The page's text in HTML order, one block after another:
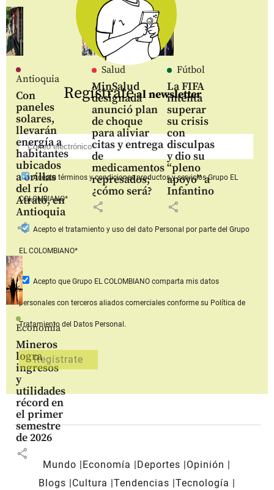
Antioquia
Con
paneles
solares,
llevarán
energía a
habitantes
ubicados
a orillas
del río
Atrato, en
Antioquia
share
Salud
MinSalud
designada
anunció plan
de choque
para aliviar
citas y entrega
de
medicamentos
represados;
¿cómo será?
share
Fútbol
La FIFA
intenta
superar
su crisis
con
disculpas
y dio su
“pleno
apoyo” a
Infantino
share
Economía
Mineros
logra
ingresos
y
utilidades
récord en
el primer
semestre
de 2026
share
Regístrateal newsletter
Aceptotérminos y condiciones productos y serviciosGrupo EL
COLOMBIANO*
Acepto el tratamiento y uso del dato Personal por parte del Grupo
EL COLOMBIANO*
Acepto que Grupo EL COLOMBIANOcomparta mis datos
personales con terceros aliados comerciales conforme su Política de
Tratamiento del Datos Personal.
Mundo Economía Deportes
Opinión
Blogs
Cultura Tendencias Tecnología